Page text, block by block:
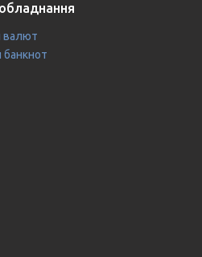
валют
банкнот